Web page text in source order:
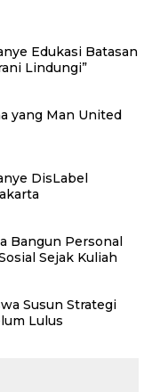
Edukasi Batasan
Lindungi”
yang Man United
DisLabel
Bangun Personal
Sejak Kuliah
Susun Strategi
Lulus